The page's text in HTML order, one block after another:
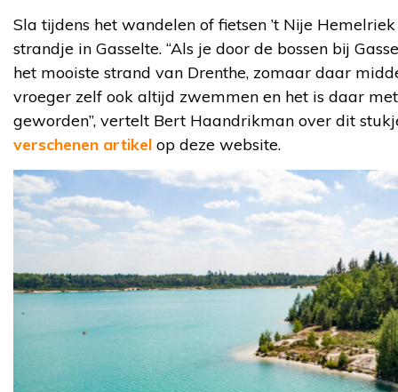
Sla tijdens het wandelen of fietsen ’t Nije
strandje in Gasselte. “Als je door de bossen bij
het mooiste strand van Drenthe, zomaar daar
vroeger zelf ook altijd zwemmen en het is daar
geworden”, vertelt Bert Haandrikman over dit
verschenen artikel op deze website.